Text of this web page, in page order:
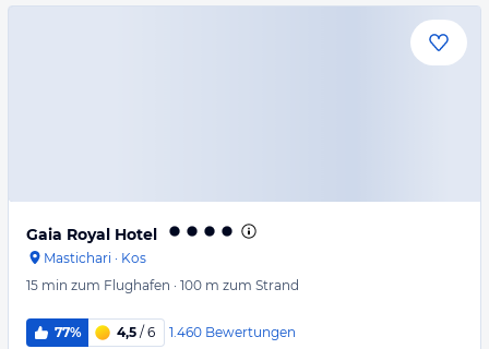
Gaia Royal Hotel
Mastichari · Kos
15 min zum Flughafen · 100 m zum Strand
77% 4,5 / 6 1.460 Bewertungen